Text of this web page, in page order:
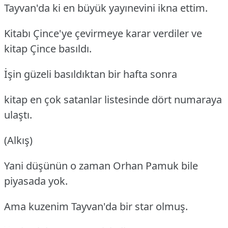
Tayvan'da ki en büyük yayınevini ikna ettim.
Kitabı Çince'ye çevirmeye karar verdiler ve
kitap Çince basıldı.
İşin güzeli basıldıktan bir hafta sonra
kitap en çok satanlar listesinde dört numaraya
ulaştı.
(Alkış)
Yani düşünün o zaman Orhan Pamuk bile
piyasada yok.
Ama kuzenim Tayvan'da bir star olmuş.